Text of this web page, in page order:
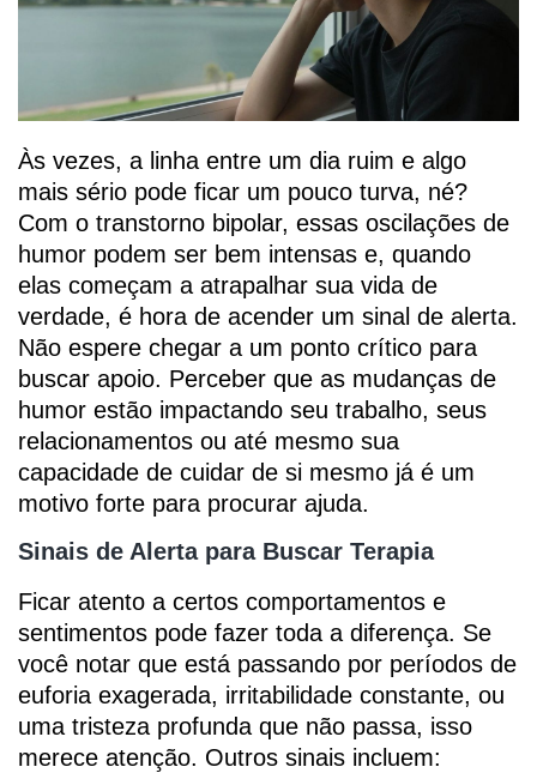
Às vezes, a linha entre um dia ruim e algo
mais sério pode ficar um pouco turva, né?
Com o transtorno bipolar, essas oscilações de
humor podem ser bem intensas e, quando
elas começam a atrapalhar sua vida de
verdade, é hora de acender um sinal de alerta.
Não espere chegar a um ponto crítico para
buscar apoio. Perceber que as mudanças de
humor estão impactando seu trabalho, seus
relacionamentos ou até mesmo sua
capacidade de cuidar de si mesmo já é um
motivo forte para procurar ajuda.
Sinais de Alerta para Buscar Terapia
Ficar atento a certos comportamentos e
sentimentos pode fazer toda a diferença. Se
você notar que está passando por períodos de
euforia exagerada, irritabilidade constante, ou
uma tristeza profunda que não passa, isso
merece atenção. Outros sinais incluem: